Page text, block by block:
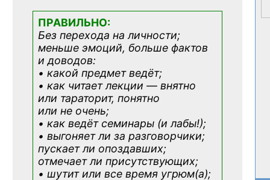
ПРАВИЛЬНО:
Без перехода на личности;
меньше эмоций, больше фактов
и доводов:
• какой предмет ведёт;
• как читает лекции — внятно
или тараторит, понятно
или не очень;
• как ведёт семинары (и лабы!);
• выгоняет ли за разговорчики;
пускает ли опоздавших;
отмечает ли присутствующих;
• шутит или все время угрюм(а);